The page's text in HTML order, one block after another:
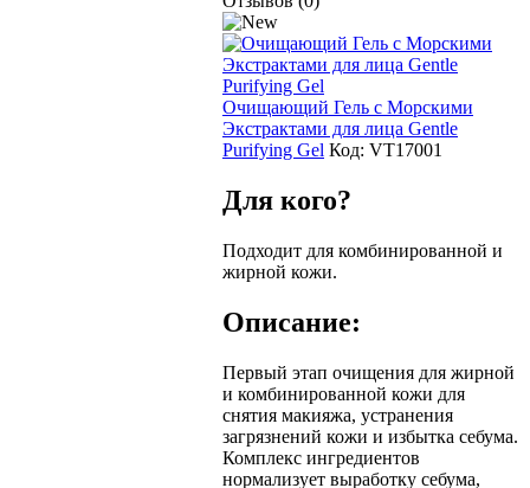
Очищающий Гель с Морскими
Экстрактами для лица Gentle
Purifying Gel Код: VT17001
Для кого?
Подходит для комбинированной и
жирной кожи.
Описание:
Первый этап очищения для жирной
и комбинированной кожи для
снятия макияжа, устранения
загрязнений кожи и избытка себума.
Комплекс ингредиентов
нормализует выработку себума,